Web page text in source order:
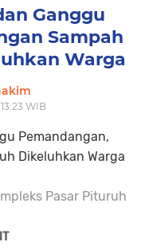
Ganggu
Sampah
Warga
WIB
Pasar Pituruh